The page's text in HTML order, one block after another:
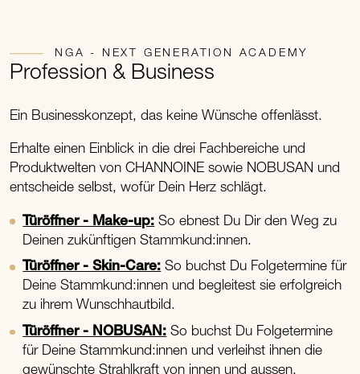
NGA - NEXT GENERATION ACADEMY
Profession & Business
Ein Businesskonzept, das keine Wünsche offenlässt.
Erhalte einen Einblick in die drei Fachbereiche und
Produktwelten von CHANNOINE sowie NOBUSAN und
entscheide selbst, wofür Dein Herz schlägt.
Türöffner - Make-up: So ebnest Du Dir den Weg zu
Deinen zukünftigen Stammkund:innen.
Türöffner - Skin-Care: So buchst Du Folgetermine für
Deine Stammkund:innen und begleitest sie erfolgreich
zu ihrem Wunschhautbild.
Türöffner - NOBUSAN: So buchst Du Folgetermine
für Deine Stammkund:innen und verleihst ihnen die
gewünschte Strahlkraft von innen und aussen.